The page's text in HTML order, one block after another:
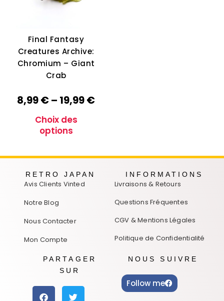
Final Fantasy
Creatures Archive:
Chromium – Giant
Crab
8,99€– 19,99€
Choix des
options
RETRO JAPAN
Avis Clients Vinted
Notre Blog
Nous Contacter
Mon Compte
INFORMATIONS
Livraisons & Retours
Questions Fréquentes
CGV & Mentions Légales
Politique de Confidentialité
PARTAGER
SUR
NOUS SUIVRE
Follow me